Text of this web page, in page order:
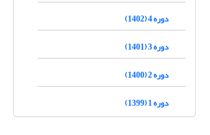
دوره 4 (1402)
دوره 3 (1401)
دوره 2 (1400)
دوره 1 (1399)